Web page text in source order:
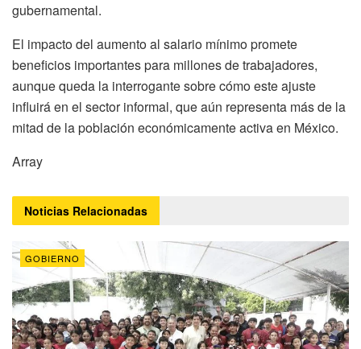
gubernamental.
El impacto del aumento al salario mínimo promete
beneficios importantes para millones de trabajadores,
aunque queda la interrogante sobre cómo este ajuste
influirá en el sector informal, que aún representa más de la
mitad de la población económicamente activa en México.
Array
Noticias Relacionadas
GOBIERNO